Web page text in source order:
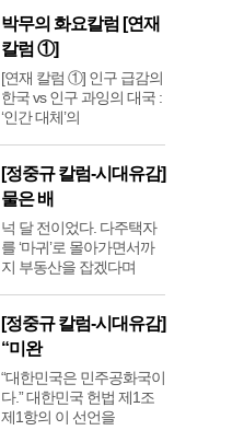
박무의 화요칼럼 [연재
칼럼 ①]
[연재 칼럼 ①] 인구 급감의
한국 vs 인구 과잉의 대국 :
‘인간 대체’의
[정중규 칼럼-시대유감]
물은 배
넉 달 전이었다. 다주택자
를 ‘마귀’로 몰아가면서까
지 부동산을 잡겠다며
[정중규 칼럼-시대유감]
“미완
“대한민국은 민주공화국이
다.” 대한민국 헌법 제1조
제1항의 이 선언을